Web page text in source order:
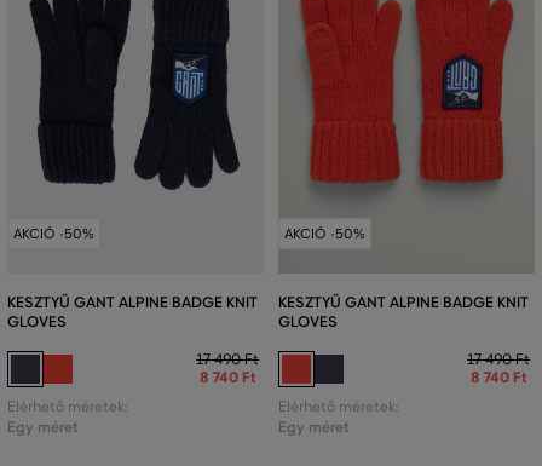
AKCIÓ -50%
KESZTYŰ GANT ALPINE BADGE KNIT
GLOVES
17 490 Ft
8 740 Ft
Elérhető méretek:
Egy méret
AKCIÓ -50%
KESZTYŰ GANT ALPINE BADGE KNIT
GLOVES
17 490 Ft
8 740 Ft
Elérhető méretek:
Egy méret